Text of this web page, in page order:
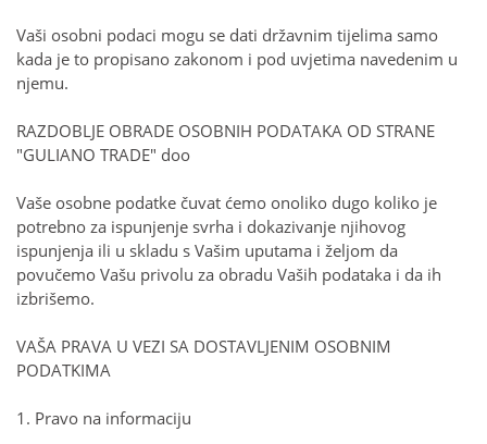
Vaši osobni podaci mogu se dati državnim tijelima samo
kada je to propisano zakonom i pod uvjetima navedenim u
njemu.
RAZDOBLJE OBRADE OSOBNIH PODATAKA OD STRANE
"GULIANO TRADE" doo
Vaše osobne podatke čuvat ćemo onoliko dugo koliko je
potrebno za ispunjenje svrha i dokazivanje njihovog
ispunjenja ili u skladu s Vašim uputama i željom da
povučemo Vašu privolu za obradu Vaših podataka i da ih
izbrišemo.
VAŠA PRAVA U VEZI SA DOSTAVLJENIM OSOBNIM
PODATKIMA
1. Pravo na informaciju